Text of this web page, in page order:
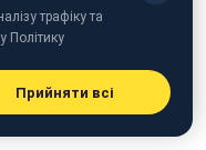
всі цілі, які
так і не
А тому
усе з чистого
трафіку та
Політику
Прийняти всі